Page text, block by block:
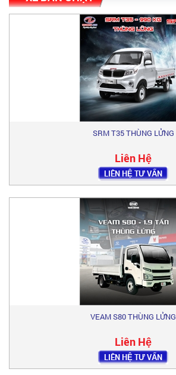
SRM T35 THÙNG LỬNG
Liên Hệ
LIÊN HỆ TƯ VẤN
VEAM S80 THÙNG LỬNG
Liên Hệ
LIÊN HỆ TƯ VẤN